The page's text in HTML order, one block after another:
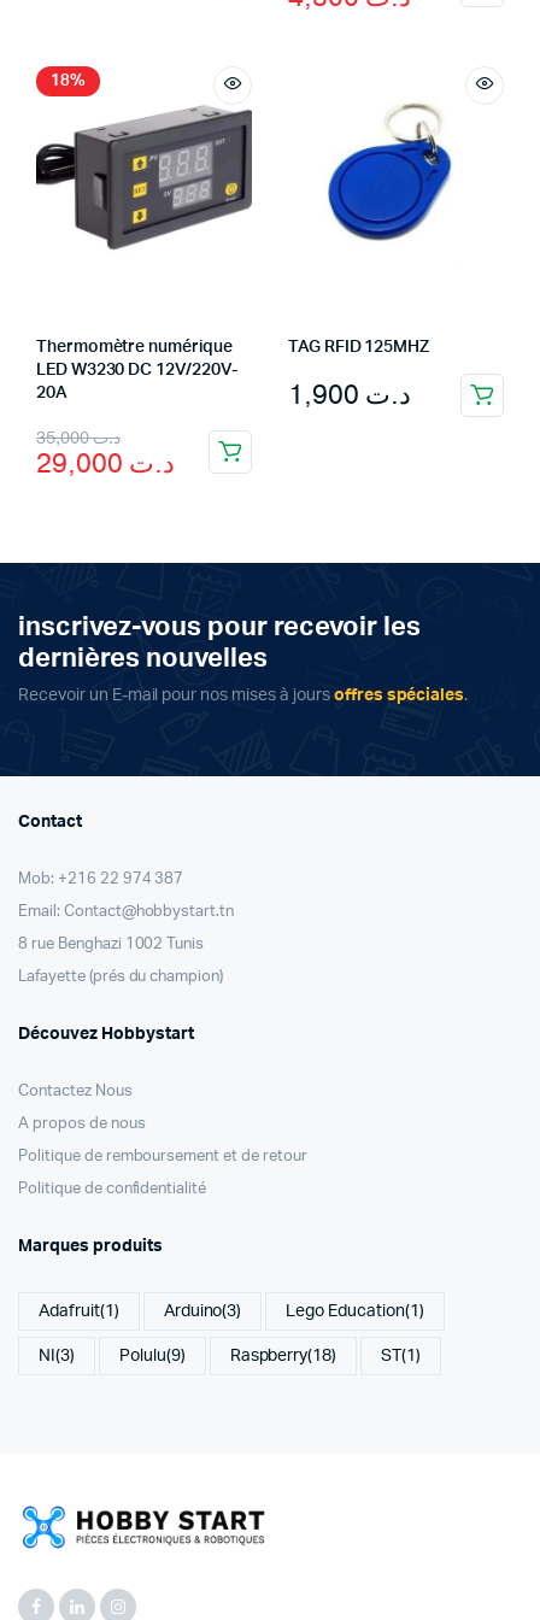
price
price
18%
Thermomètre numérique
LED W3230 DC 12V/220V-
20A
د.ت35,000
Original
price
د.ت 35,000.
د.ت
Current
price
د.ت 29,000.
TAG RFID 125MHZ
د.ت
inscrivez-vous pour recevoir les
dernières nouvelles
Recevoir un E-mail pour nos mises à jours offres spéciales.
Contact
Mob: +216 22 974 387
Email: Contact@hobbystart.tn
8 rue Benghazi 1002 Tunis
Lafayette (prés du champion)
Découvez Hobbystart
Contactez Nous
A propos de nous
Politique de remboursement et de retour
Politique de confidentialité
Marques produits
Adafruit(1) Arduino(3) Lego Education(1)
NI (3) Polulu(9) Raspberry(18) ST(1)